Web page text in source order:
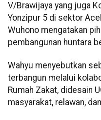
V/Brawijaya yang juga
Yonzipur 5 di sektor
Wuhono mengatakan
pembangunan huntara
Wahyu menyebutkan
terbangun melalui
Rumah Zakat, didesain
masyarakat, relawan,